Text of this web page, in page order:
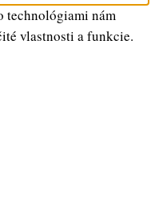
technológiami nám
vlastnosti a funkcie.